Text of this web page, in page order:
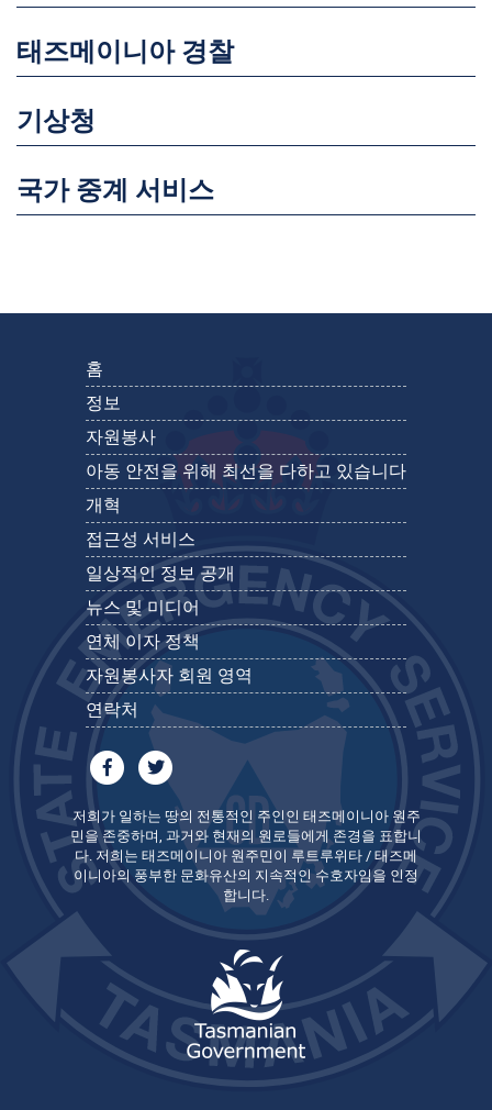
태즈메이니아 경찰
기상청
국가 중계 서비스
홈
정보
자원봉사
아동 안전을 위해 최선을 다하고 있습니다
개혁
접근성 서비스
일상적인 정보 공개
뉴스 및 미디어
연체 이자 정책
자원봉사자 회원 영역
연락처
저희가 일하는 땅의 전통적인 주인인 태즈메이니아 원주
민을 존중하며, 과거와 현재의 원로들에게 존경을 표합니
다. 저희는 태즈메이니아 원주민이 루트루위타 / 태즈메
이니아의 풍부한 문화유산의 지속적인 수호자임을 인정
합니다.